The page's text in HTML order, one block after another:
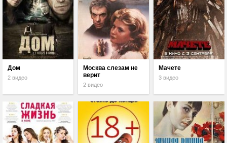
Дом
2 видео
Москва слезам не
верит
2 видео
Мачете
3 видео